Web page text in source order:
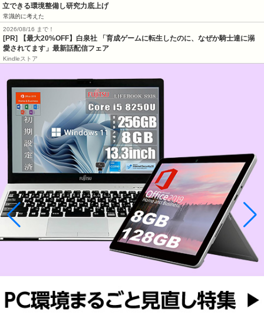
立できる環境整備し研究力底上げ
常識的に考えた
2026/08/16 まで！
[PR] 【最大20%OFF】白泉社 「育成ゲームに転生したのに、なぜか騎士達に溺
愛されてます」最新話配信フェア
Kindleストア